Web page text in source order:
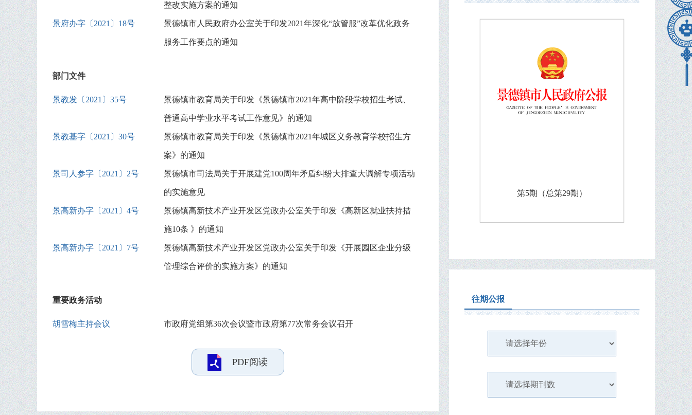
整改实施方案的通知
景府办字〔2021〕18号 景德镇市人民政府办公室关于印发2021年深化“放管服”改革优化政务
服务工作要点的通知
部门文件
景教发〔2021〕35号 景德镇市教育局关于印发《景德镇市2021年高中阶段学校招生考试、
普通高中学业水平考试工作意见》的通知
景教基字〔2021〕30号 景德镇市教育局关于印发《景德镇市2021年城区义务教育学校招生方
案》的通知
景司人参字〔2021〕2号 景德镇市司法局关于开展建党100周年矛盾纠纷大排查大调解专项活动
的实施意见
景高新办字〔2021〕4号 景德镇高新技术产业开发区党政办公室关于印发《高新区就业扶持措
施10条 》的通知
景高新办字〔2021〕7号 景德镇高新技术产业开发区党政办公室关于印发《开展园区企业分级
管理综合评价的实施方案》的通知
重要政务活动
胡雪梅主持会议 市政府党组第36次会议暨市政府第77次常务会议召开
PDF阅读
第5期（总第29期）
往期公报